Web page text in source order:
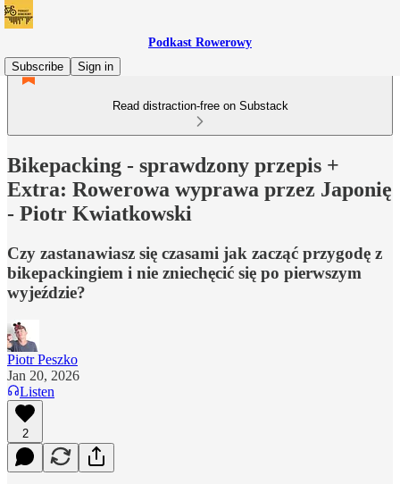
Podkast Rowerowy
Subscribe
Sign in
Read distraction-free on Substack
Bikepacking - sprawdzony przepis +
Extra: Rowerowa wyprawa przez Japonię
- Piotr Kwiatkowski
Czy zastanawiasz się czasami jak zacząć przygodę z
bikepackingiem i nie zniechęcić się po pierwszym
wyjeździe?
Piotr Peszko
Jan 20, 2026
Listen
2